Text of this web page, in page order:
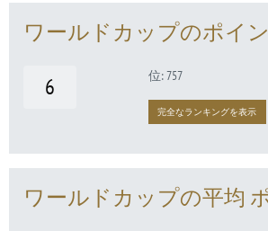
ワールドカップのポイ
6
位: 757
完全なランキングを表示
ワールドカップの平均